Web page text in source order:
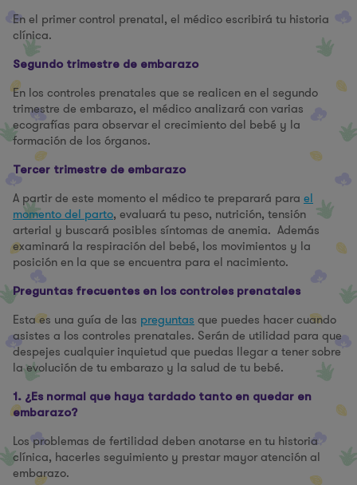
En el primer control prenatal, el médico escribirá tu historia
clínica.
Segundo trimestre de embarazo
En los controles prenatales que se realicen en el segundo
trimestre de embarazo, el médico analizará con varias
ecografías para observar el crecimiento del bebé y la
formación de los órganos.
Tercer trimestre de embarazo
A partir de este momento el médico te preparará para el
momento del parto, evaluará tu peso, nutrición, tensión
arterial y buscará posibles síntomas de anemia. Además
examinará la respiración del bebé, los movimientos y la
posición en la que se encuentra para el nacimiento.
Preguntas frecuentes en los controles prenatales
Esta es una guía de las preguntas que puedes hacer cuando
asistes a los controles prenatales. Serán de utilidad para que
despejes cualquier inquietud que puedas llegar a tener sobre
la evolución de tu embarazo y la salud de tu bebé.
1. ¿Es normal que haya tardado tanto en quedar en
embarazo?
Los problemas de fertilidad deben anotarse en tu historia
clínica, hacerles seguimiento y prestar mayor atención al
embarazo.